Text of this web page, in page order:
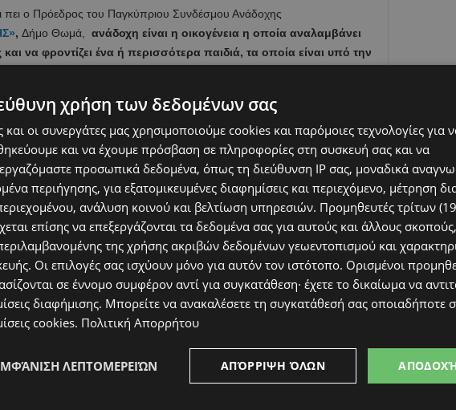
πει ο Πρόεδρος του Παγκύπριου Συνδέσμου Ανάδοχης
, Δήμο Θωμά, ανάδοχη είναι η οικογένεια η οποία αναλαμβάνει
και να φροντίζει ένα ή περισσότερα παιδιά, τα οποία είναι υπό την
οποία μπορούν να φιλοξενούν μέχρι την ενηλικίωση τους.
η αναδοχή που στις περιπτώσεις αυτές το παιδί τοποθετείται σε
συγγενικό του περιβάλλον π.χ. γιαγιάδες, θείες όταν αυτά τα
από τις Υπηρεσίες Κοινωνικής Ευημερίας και μετά από σχετική
είναι η αναδοχή η οποία μπορεί να διαρκέσει από μία νύχτα μέχρι
στις περιπτώσεις που η βιολογική οικογένεια του παιδιού
διάστημα για να ξεπεράσει την κρίση που αντιμετωπίζει.
, είναι η αναδοχή που εφαρμόζεται σε περιπτώσεις παιδιών που
στις οικογένειες τους. Η αναδοχή αυτή επιτρέπει σε κάθε παιδί
βιολογική του οικογένεια, να μεγαλώσει σε ένα ασφαλές, σταθερό και
περιβάλλον, χωρίς να αποκλείει την επαφή με την οικογένεια του.
παιδιών που ζουν κυρίως σε ίδρυμα σε περιόδους γιορτών, διακοπών
χρήση των δεδομένων σας
και οι συνεργάτες μας χρησιμοποιούμε cookies και παρόμοιες τεχνολογίες για
και να έχουμε πρόσβαση σε πληροφορίες στη συσκευή σας και να
προσωπικά δεδομένα, όπως τη διεύθυνση IP σας, μοναδικά
περιήγησης, για εξατομικευμένες διαφημίσεις και περιεχόμενο, μέτρηση
ανάλυση κοινού και βελτίωση υπηρεσιών. Προμηθευτές τρίτων
επίσης να επεξεργάζονται τα δεδομένα σας για αυτούς και άλλους σκοπούς,
της χρήσης ακριβών δεδομένων γεωεντοπισμού και
Οι επιλογές σας ισχύουν μόνο για αυτόν τον ιστότοπο. Ορισμένοι
σε έννομο συμφέρον αντί για συγκατάθεση· έχετε το δικαίωμα να
διαφήμισης. Μπορείτε να ανακαλέσετε τη συγκατάθεσή σας οποιαδήποτε
cookies. Πολιτική Απορρήτου
ΑΠΌΡΡΙΨΗ ΌΛΩΝ
ΛΕΠΤΟΜΕΡΕΙΏΝ